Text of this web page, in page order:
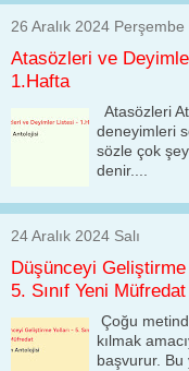
26 Aralık 2024 Perşembe
Atasözleri ve
1.Hafta
Atasözleri
deneyimleri
sözle çok
denir....
24 Aralık 2024 Salı
Düşünceyi Geliştirme
5. Sınıf Yeni Müfredat
Çoğu
kılmak
başvurur. Bu